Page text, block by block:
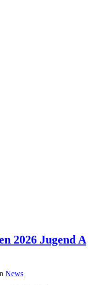
2026 Jugend A
News